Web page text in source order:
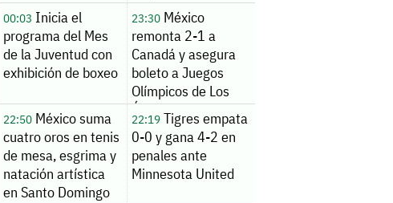
00:03 Inicia el
programa del Mes
de la Juventud con
exhibición de boxeo
23:30México
remonta 2-1 a
Canadá y asegura
boleto a Juegos
Olímpicos de Los
Ángeles 2028
22:50 México suma
cuatro oros en tenis
de mesa, esgrima y
natación artística
en Santo Domingo
22:19Tigres empata
0-0 y gana 4-2 en
penales ante
Minnesota United